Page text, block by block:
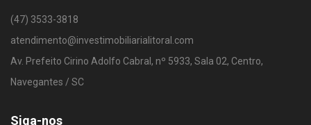
(47) 3533-3818
atendimento@investimobiliarialitoral.com
Av. Prefeito Cirino Adolfo Cabral, nº 5933, Sala 02, Centro,
Navegantes / SC
Siga-nos